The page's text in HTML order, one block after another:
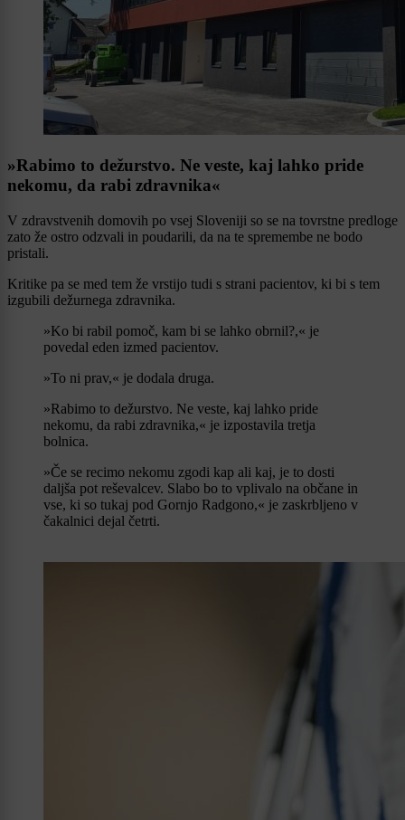
»Rabimo to dežurstvo. Ne veste, kaj lahko pride
nekomu, da rabi zdravnika«
V zdravstvenih domovih po vsej Sloveniji so se na tovrstne predloge
zato že ostro odzvali in poudarili, da na te spremembe ne bodo
pristali.
Kritike pa se med tem že vrstijo tudi s strani pacientov, ki bi s tem
izgubili dežurnega zdravnika.
»Ko bi rabil pomoč, kam bi se lahko obrnil?,« je
povedal eden izmed pacientov.
»To ni prav,« je dodala druga.
»Rabimo to dežurstvo. Ne veste, kaj lahko pride
nekomu, da rabi zdravnika,« je izpostavila tretja
bolnica.
»Če se recimo nekomu zgodi kap ali kaj, je to dosti
daljša pot reševalcev. Slabo bo to vplivalo na občane in
vse, ki so tukaj pod Gornjo Radgono,« je zaskrbljeno v
čakalnici dejal četrti.